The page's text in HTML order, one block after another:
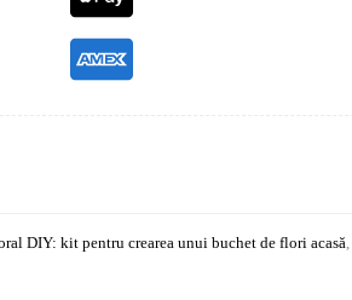
DIY: kit pentru crearea unui buchet de flori acasă